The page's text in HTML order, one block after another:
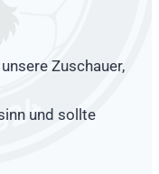
Zuschauer,
und sollte